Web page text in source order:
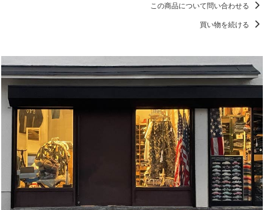
この商品について問い合わせる
買い物を続ける